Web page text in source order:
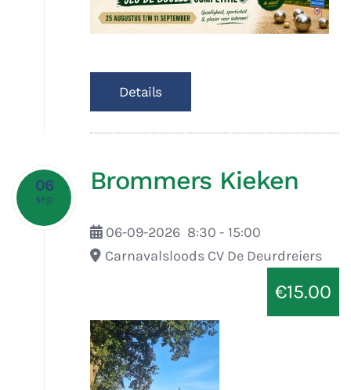
Details
06
sep
Brommers Kieken
06-09-2026 8:30 - 15:00
Carnavalsloods CV De Deurdreiers
€15.00